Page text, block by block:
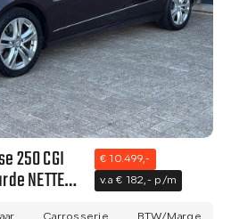
250 CGI
NETTE
€ 10.499,-
v.a € 182,- p/m